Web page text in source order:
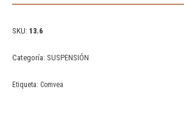
SKU: 13.6
Categoría: SUSPENSIÓN
Etiqueta: Comvea